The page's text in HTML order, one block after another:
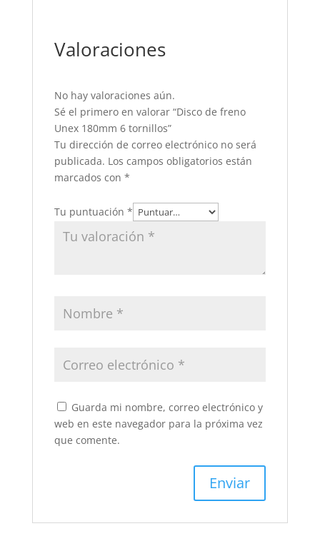
Valoraciones
No hay valoraciones aún.
Sé el primero en valorar “Disco de freno
Unex 180mm 6 tornillos”
Tu dirección de correo electrónico no será
publicada. Los campos obligatorios están
marcados con *
Tu puntuación *
Guarda mi nombre, correo electrónico y
web en este navegador para la próxima vez
que comente.